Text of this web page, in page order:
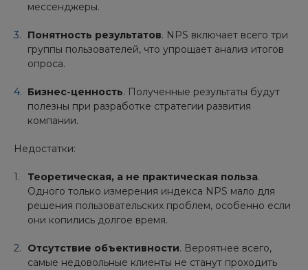
мессенджеры.
Понятность результатов. NPS включает всего три
группы пользователей, что упрощает анализ итогов
опроса.
Бизнес-ценность. Полученные результаты будут
полезны при разработке стратегии развития
компании.
Недостатки:
Теоретическая, а не практическая польза.
Одного только измерения индекса NPS мало для
решения пользовательских проблем, особенно если
они копились долгое время.
Отсутствие объективности. Вероятнее всего,
самые недовольные клиенты не станут проходить